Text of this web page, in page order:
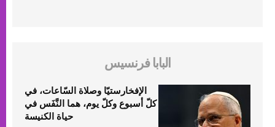
البابا فرنسيس
الإفخارستيّا وصلاة السّاعات، في
كلّ أسبوع وكلّ يوم، هما النَّفَس في
حياة الكنيسة